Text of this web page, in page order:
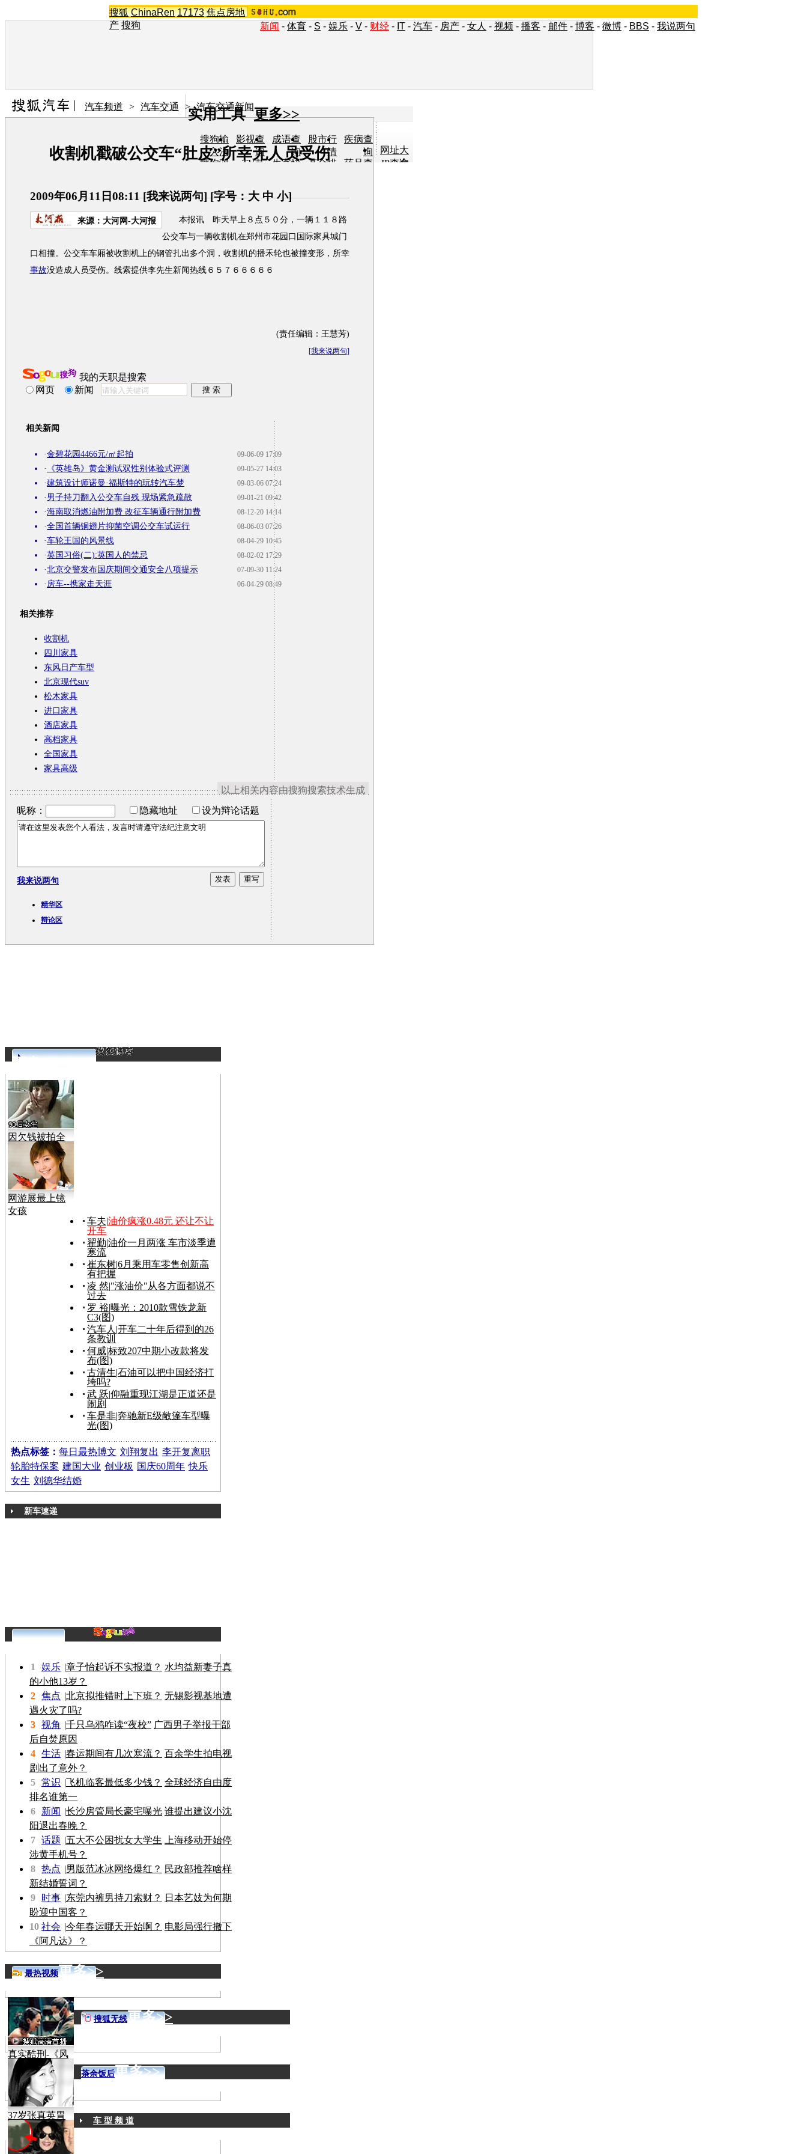
搜狐 ChinaRen 17173 焦点房地
产 搜狗 新闻 - 体育 - S - 娱乐 - V - 财经 - IT - 汽车 - 房产 - 女人 - 视频 - 播客 - 邮件 - 博客 - 微博 - BBS - 我说两句
实用工具 更多>>
搜狗输
入法
影视查
询
成语查
询
股市行
情
疾病查
询
网址大
全
搜狗浏
TV节
生字快
基金排
药品查
IP查询
乐盒
汽车频道 > 汽车交通 > 汽车交通新闻
收割机戳破公交车“肚皮”所幸无人员受伤
2009年06月11日08:11 [我来说两句] [字号：大 中 小]
来源： 大河网-大河报
本报讯 昨天早上８点５０分，一辆１１８路
公交车与一辆收割机在郑州市花园口国际家具城门
口相撞。公交车车厢被收割机上的钢管扎出多个洞，收割机的播禾轮也被撞变形，所幸
事故没造成人员受伤。线索提供李先生新闻热线６５７６６６６６
(责任编辑：王慧芳)
[我来说两句]
我的天职是搜索
网页
新闻
相关新闻
09-06-09 17:09
·金碧花园4466元/㎡起拍
09-05-27 14:03
· 《英雄岛》黄金测试双性别体验式评测
09-03-06 07:24
·建筑设计师诺曼·福斯特的玩转汽车梦
09-01-21 09:42
· 男子持刀翻入公交车自残 现场紧急疏散
08-12-20 14:14
·海南取消燃油附加费 改征车辆通行附加费
08-06-03 07:26
·全国首辆铜翅片抑菌空调公交车试运行
08-04-29 10:45
·车轮王国的风景线
08-02-02 17:29
·英国习俗(二):英国人的禁忌
07-09-30 11:24
·北京交警发布国庆期间交通安全八项提示
06-04-29 08:49
· 房车--携家走天涯
相关推荐
收割机
四川家具
东风日产车型
北京现代suv
松木家具
进口家具
酒店家具
高档家具
全国家具
家具高级
以上相关内容由搜狗搜索技术生成
昵称：
隐藏地址 设为辩论话题
我来说两句
精华区
辩论区
更多>>
因欠钱被拍全
裸视频
网游展最上镜
女孩
车夫|油价疯涨0.48元 还让不让
开车
翟勤|油价一月两涨 车市淡季遭
寒流
崔东树|6月乘用车零售创新高
有把握
凌 然|"涨油价"从各方面都说不
过去
罗 裕|曝光：2010款雪铁龙新
C3(图)
汽车人 |开车二十年后得到的26
条教训
何威|标致207中期小改款将发
布(图)
古清生|石油可以把中国经济打
垮吗?
武 跃|仰融重现江湖是正道还是
闹剧
车是非|奔驰新E级敞篷车型曝
光(图)
热点标签： 每日最热博文 刘翔复出 李开复离职
轮胎特保案 建国大业 创业板 国庆60周年 快乐
女生 刘德华结婚
新车速递
1 娱乐 |章子怡起诉不实报道？ 水均益新妻子真
的小他13岁？
2 焦点 |北京拟推错时上下班？ 无锡影视基地遭
遇火灾了吗?
3 视角 |千只乌鸦咋读“夜校” 广西男子举报干部
后自焚原因
4 生活 |春运期间有几次寒流？ 百余学生拍电视
剧出了意外？
5 常识 |飞机临客最低多少钱？ 全球经济自由度
排名谁第一
6
新闻 |长沙房管局长豪宅曝光 谁提出建议小沈
阳退出春晚？
7 话题 |五大不公困扰女大学生
上海移动开始停
涉黄手机号？
8 热点 |男版范冰冰网络爆红？ 民政部推荐啥样
新结婚誓词？
9
时事 |东莞内裤男持刀索财？
日本艺妓为何期
盼迎中国客？
10 社会 |今年春运哪天开始啊？ 电影局强行撤下
《阿凡达》？
最热视频更多>>
真实酷刑-《风
声》
37岁张真英胃
癌病逝
搜狐无线更多>>
茶余饭后更多>>
车 型 频 道